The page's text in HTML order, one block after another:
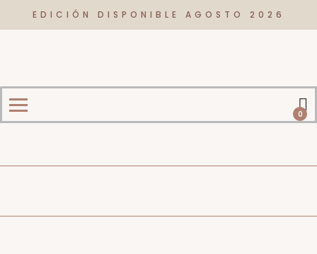
EDICIÓN DISPONIBLE AGOSTO 2026
0